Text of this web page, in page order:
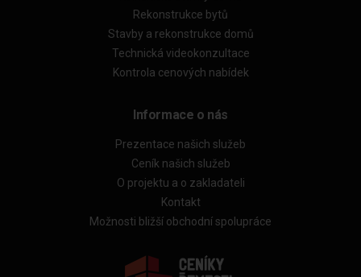
Rekonstrukce bytů
Stavby a rekonstrukce domů
Technická videokonzultace
Kontrola cenových nabídek
Informace o nás
Prezentace našich služeb
Ceník našich služeb
O projektu a o zakladateli
Kontakt
Možnosti bližší obchodní spolupráce